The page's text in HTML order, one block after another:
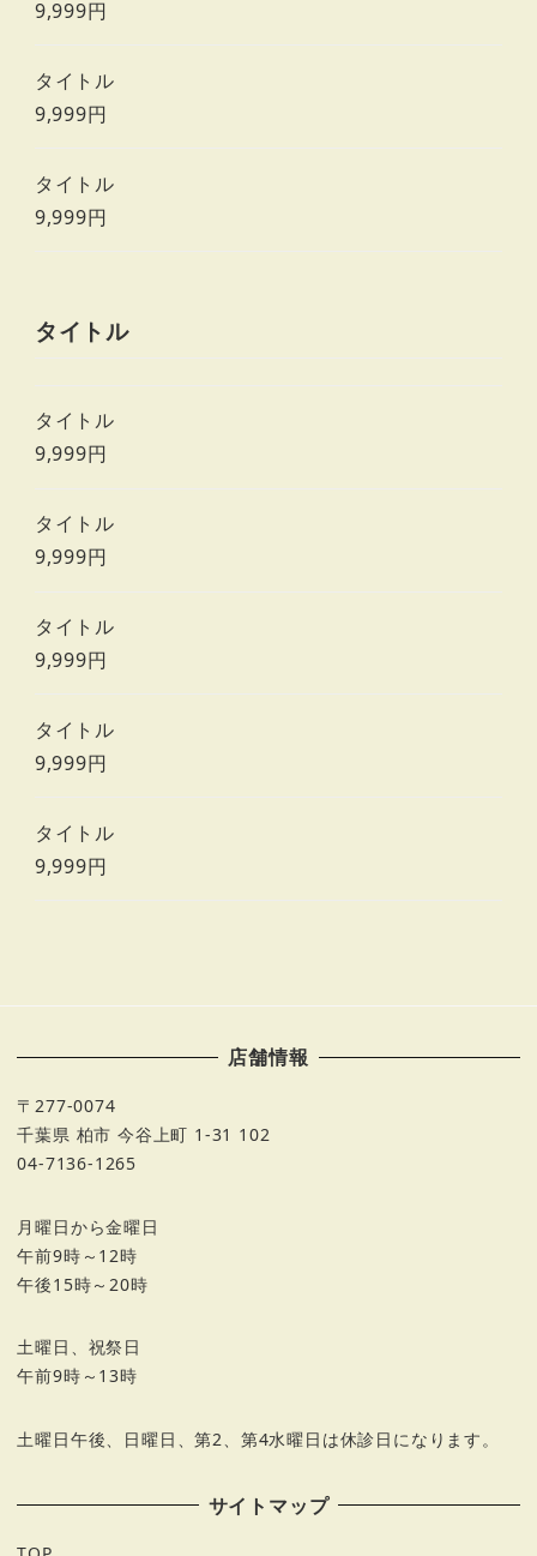
9,999円
タイトル
9,999円
タイトル
9,999円
タイトル
タイトル
9,999円
タイトル
9,999円
タイトル
9,999円
タイトル
9,999円
タイトル
9,999円
店舗情報
〒277-0074
千葉県 柏市 今谷上町 1-31 102
04-7136-1265
月曜日から金曜日
午前9時～12時
午後15時～20時
土曜日、祝祭日
午前9時～13時
土曜日午後、日曜日、第2、第4水曜日は休診日になります。
サイトマップ